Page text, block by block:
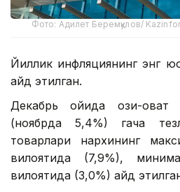
Фото: Адилет Беремқулов/
Йиллик инфляциянинг энг
қайд этилган.
Декабрь ойида озиқ-
(ноябрда 5,4%) гача
товарлари нархининг
вилоятида (7,9%),
вилоятида (3,0%) қайд